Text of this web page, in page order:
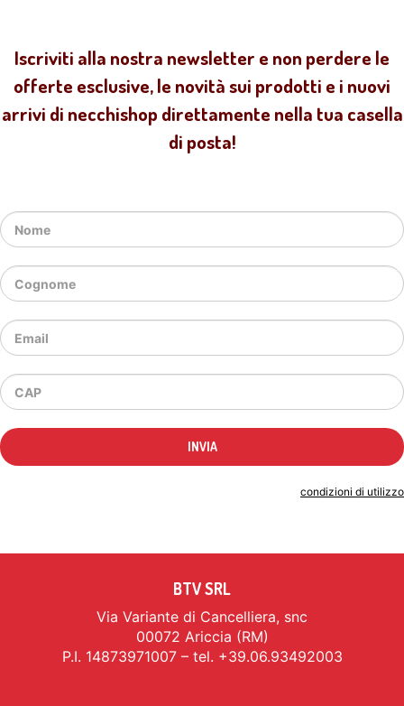
Iscriviti alla nostra newsletter e non perdere le
offerte esclusive, le novità sui prodotti e i nuovi
arrivi di necchishop direttamente nella tua casella
di posta!
condizioni di utilizzo
BTV SRL
Via Variante di Cancelliera, snc
00072 Ariccia (RM)
P.I. 14873971007 – tel. +39.06.93492003